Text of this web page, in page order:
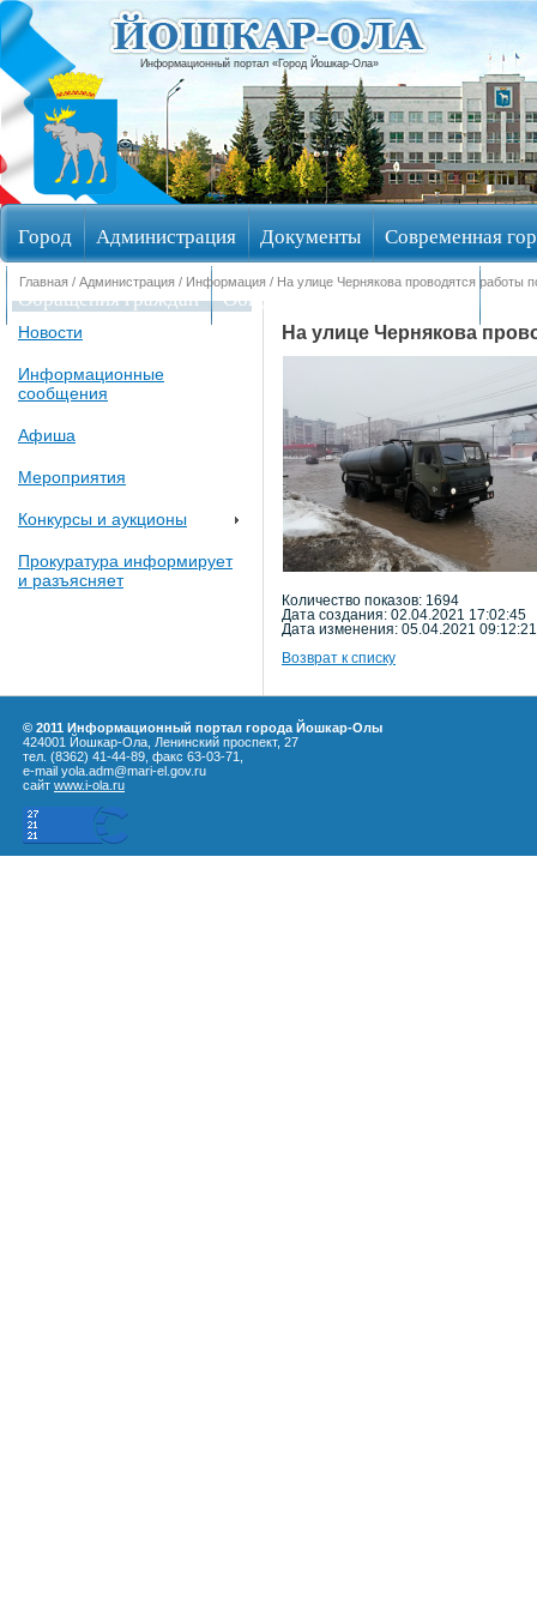
Информационный портал «Город Йошкар-Ола»
Город Администрация Документы Современная
Обращения граждан Общественные обсуждения
Главная / Администрация / Информация / На улице Чернякова проводятся работы
Новости
Информационные
сообщения
Афиша
Мероприятия
Конкурсы и аукционы
Прокуратура информирует
и разъясняет
На улице Чернякова
Количество показов: 1694
Дата создания: 02.04.2021 17:02:45
Дата изменения: 05.04.2021 09:12:21
Возврат к списку
© 2011 Информационный портал города Йошкар-Олы
424001 Йошкар-Ола, Ленинский проспект, 27
тел. (8362) 41-44-89, факс 63-03-71,
e-mail yola.adm@mari-el.gov.ru
сайт www.i-ola.ru